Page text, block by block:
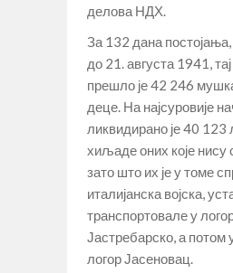
делова НДХ.
За 132 дана
до 21. августа 1941,
прешло је 42 246
деце. На најсуровије
ликвидирано је 40
хиљаде оних које нису
зато што их је у томе
италијанска војска,
транспортовале у
Јастребарско, а потом
логор Јасеновац.